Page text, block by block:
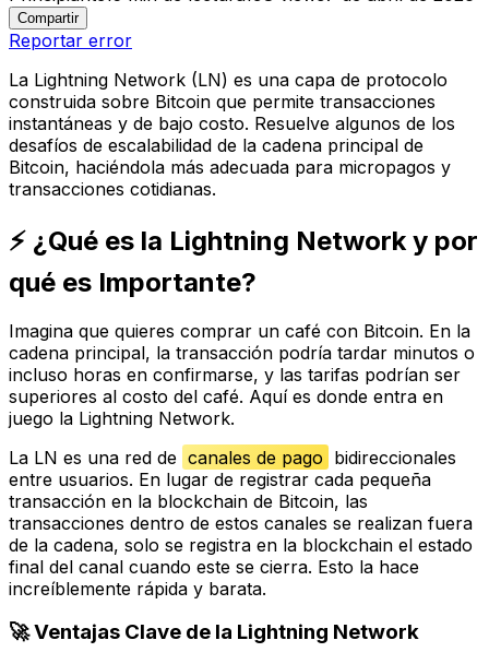
Compartir
Reportar error
La Lightning Network (LN) es una capa de protocolo
construida sobre Bitcoin que permite transacciones
instantáneas y de bajo costo. Resuelve algunos de los
desafíos de escalabilidad de la cadena principal de
Bitcoin, haciéndola más adecuada para micropagos y
transacciones cotidianas.
⚡ ¿Qué es la Lightning Network y por
qué es Importante?
Imagina que quieres comprar un café con Bitcoin. En la
cadena principal, la transacción podría tardar minutos o
incluso horas en confirmarse, y las tarifas podrían ser
superiores al costo del café. Aquí es donde entra en
juego la Lightning Network.
La LN es una red de canales de pago bidireccionales
entre usuarios. En lugar de registrar cada pequeña
transacción en la blockchain de Bitcoin, las
transacciones dentro de estos canales se realizan fuera
de la cadena, solo se registra en la blockchain el estado
final del canal cuando este se cierra. Esto la hace
increíblemente rápida y barata.
🚀 Ventajas Clave de la Lightning Network